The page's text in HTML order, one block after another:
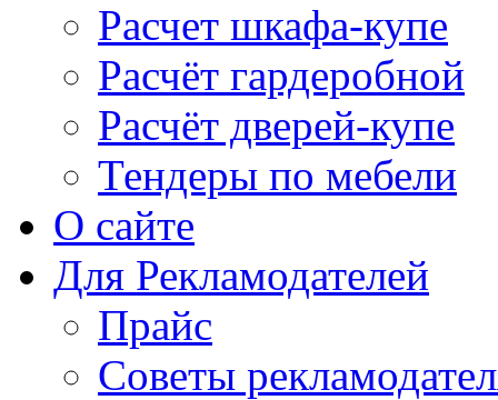
Расчет шкафа-купе
Расчёт гардеробной
Расчёт дверей-купе
Тендеры по мебели
О сайте
Для Рекламодателей
Прайс
Советы